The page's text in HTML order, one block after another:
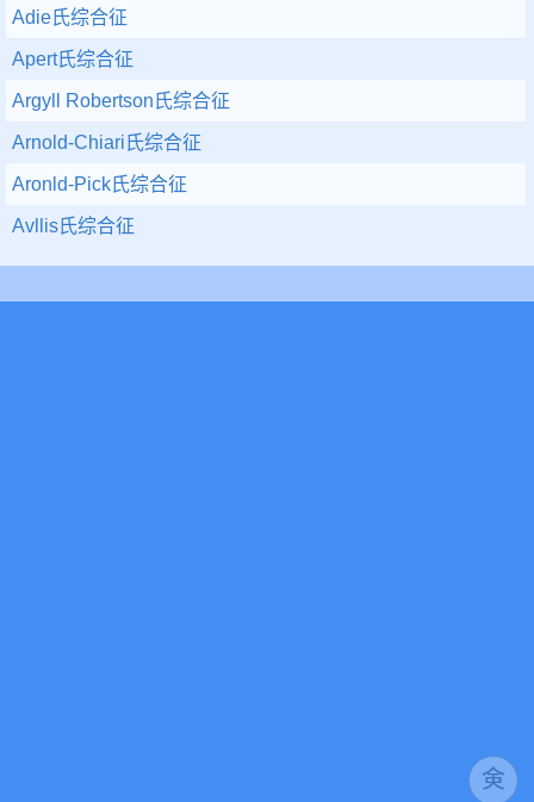
Adie氏综合征
Apert氏综合征
Argyll Robertson氏综合征
Arnold-Chiari氏综合征
Aronld-Pick氏综合征
Avllis氏综合征